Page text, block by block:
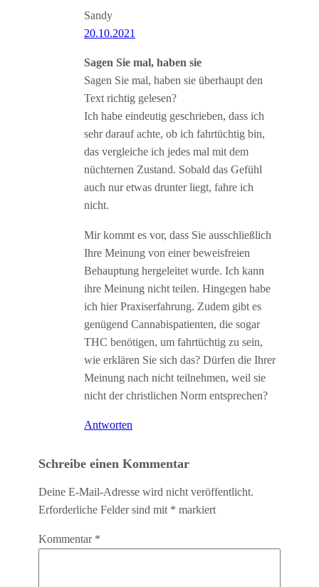
Sandy
20.10.2021
Sagen Sie mal, haben sie
Sagen Sie mal, haben sie überhaupt den
Text richtig gelesen?
Ich habe eindeutig geschrieben, dass ich
sehr darauf achte, ob ich fahrtüchtig bin,
das vergleiche ich jedes mal mit dem
nüchternen Zustand. Sobald das Gefühl
auch nur etwas drunter liegt, fahre ich
nicht.
Mir kommt es vor, dass Sie ausschließlich
Ihre Meinung von einer beweisfreien
Behauptung hergeleitet wurde. Ich kann
ihre Meinung nicht teilen. Hingegen habe
ich hier Praxiserfahrung. Zudem gibt es
genügend Cannabispatienten, die sogar
THC benötigen, um fahrtüchtig zu sein,
wie erklären Sie sich das? Dürfen die Ihrer
Meinung nach nicht teilnehmen, weil sie
nicht der christlichen Norm entsprechen?
Antworten
Schreibe einen Kommentar
Deine E-Mail-Adresse wird nicht veröffentlicht.
Erforderliche Felder sind mit * markiert
Kommentar *